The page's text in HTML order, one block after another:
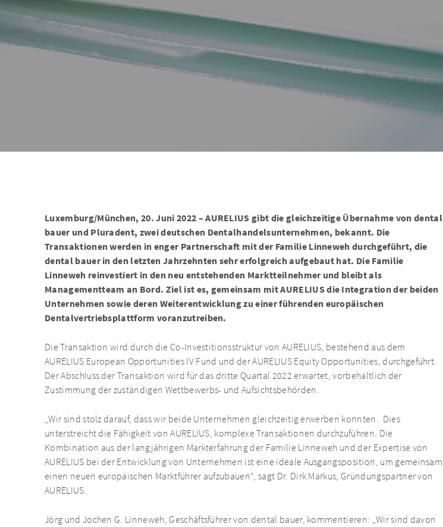
Luxemburg/München, 20. Juni 2022 – AURELIUS gibt die gleichzeitige Übernahme von dental
bauer und Pluradent, zwei deutschen Dentalhandelsunternehmen, bekannt. Die
Transaktionen werden in enger Partnerschaft mit der Familie Linneweh durchgeführt, die
dental bauer in den letzten Jahrzehnten sehr erfolgreich aufgebaut hat. Die Familie
Linneweh reinvestiert in den neu entstehenden Marktteilnehmer und bleibt als
Managementteam an Bord. Ziel ist es, gemeinsam mit AURELIUS die Integration der beiden
Unternehmen sowie deren Weiterentwicklung zu einer führenden europäischen
Dentalvertriebsplattform voranzutreiben.
Die Transaktion wird durch die Co-Investitionsstruktur von AURELIUS, bestehend aus dem
AURELIUS European Opportunities IV Fund und der AURELIUS Equity Opportunities, durchgeführt.
Der Abschluss der Transaktion wird für das dritte Quartal 2022 erwartet, vorbehaltlich der
Zustimmung der zuständigen Wettbewerbs- und Aufsichtsbehörden.
„Wir sind stolz darauf, dass wir beide Unternehmen gleichzeitig erwerben konnten. Dies
unterstreicht die Fähigkeit von AURELIUS, komplexe Transaktionen durchzuführen. Die
Kombination aus der langjährigen Markterfahrung der Familie Linneweh und der Expertise von
AURELIUS bei der Entwicklung von Unternehmen ist eine ideale Ausgangsposition, um gemeinsam
einen neuen europäischen Marktführer aufzubauen“, sagt Dr. Dirk Markus, Gründungspartner von
AURELIUS.
Jörg und Jochen G. Linneweh, Geschäftsführer von dental bauer, kommentieren: „Wir sind davon